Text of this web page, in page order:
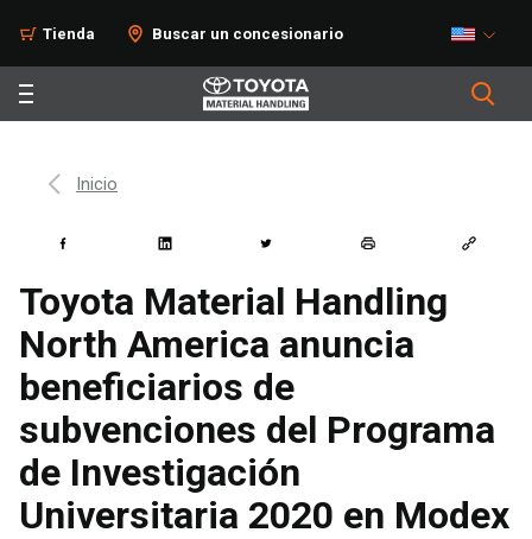
Tienda Buscar un concesionario
Inicio
Toyota Material Handling
North America anuncia
beneficiarios de
subvenciones del Programa
de Investigación
Universitaria 2020 en Modex